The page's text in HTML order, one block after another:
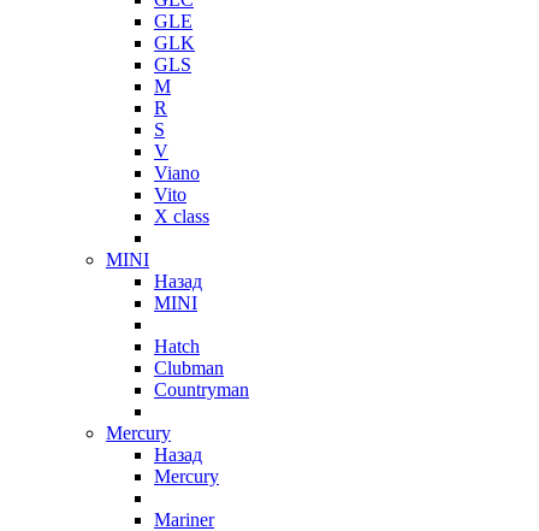
GLE
GLK
GLS
M
R
S
V
Viano
Vito
X class
MINI
Назад
MINI
Hatch
Clubman
Countryman
Mercury
Назад
Mercury
Mariner